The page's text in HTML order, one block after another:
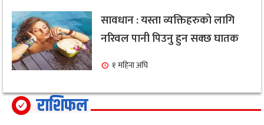
सावधान : यस्ता व्यक्तिहरुको लागि
नरिवल पानी पिउनु हुन सक्छ घातक
१ महिना अघि
राशिफल